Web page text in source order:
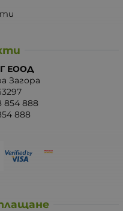
ЕООД
Загора
854 888
888